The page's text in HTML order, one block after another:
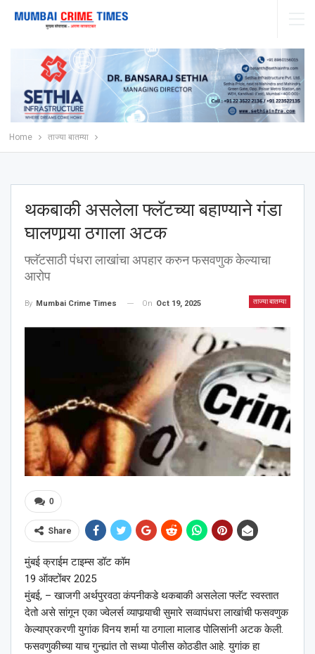
Home ताज्या बातम्या
थकबाकी असलेला फ्लॅटच्या बहाण्याने गंडा
घालणार्‍या ठगाला अटक
फ्लॅटसाठी पंधरा लाखांचा अपहार करुन फसवणुक केल्याचा
आरोप
ताज्या बातम्या
By Mumbai Crime Times On Oct 19, 2025
0
Share
मुंबई क्राईम टाइम्स डॉट कॉम
19 ऑक्टोंबर 2025
मुंबई, – खाजगी अर्थपुरवठा कंपनीकडे थकबाकी असलेला फ्लॅट स्वस्तात
देतो असे सांगून एका ज्वेलर्स व्यापार्‍याची सुमारे सव्वापंधरा लाखांची फसवणुक
केल्याप्रकरणी युगांक विनय शर्मा या ठगाला मालाड पोलिसांनी अटक केली.
फसवणुकीच्या याच गुन्ह्यांत तो सध्या पोलीस कोठडीत आहे. युगांक हा